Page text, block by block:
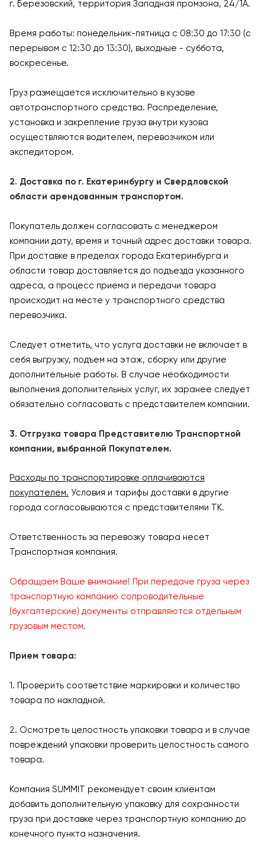
г. Березовский, территория Западная промзона, 24/1А.
Время работы: понедельник-пятница с 08:30 до 17:30 (с
перерывом с 12:30 до 13:30), выходные - суббота,
воскресенье.
Груз размещается исключительно в кузове
автотранспортного средства. Распределение,
установка и закрепление груза внутри кузова
осуществляются водителем, перевозчиком или
экспедитором.
2. Доставка по г. Екатеринбургу и Свердловской
области арендованным транспортом.
Покупатель должен согласовать с менеджером
компании дату, время и точный адрес доставки товара.
При доставке в пределах города Екатеринбурга и
области товар доставляется до подъезда указанного
адреса, а процесс приема и передачи товара
происходит на месте у транспортного средства
перевозчика.
Следует отметить, что услуга доставки не включает в
себя выгрузку, подъем на этаж, сборку или другие
дополнительные работы. В случае необходимости
выполнения дополнительных услуг, их заранее следует
обязательно согласовать с представителем компании.
3. Отгрузка товара Представителю Транспортной
компании, выбранной Покупателем.
Расходы по транспортировке оплачиваются
покупателем. Условия и тарифы доставки в другие
города согласовываются с представителями ТК.
Ответственность за перевозку товара несет
Транспортная компания.
Обращаем Ваше внимание! При передаче груза через
транспортную компанию сопроводительные
(бухгалтерские) документы отправляются отдельным
грузовым местом.
Прием товара:
1. Проверить соответствие маркировки и количество
товара по накладной.
2. Осмотреть целостность упаковки товара и в случае
повреждений упаковки проверить целостность самого
товара.
Компания SUMMIT рекомендует своим клиентам
добавить дополнительную упаковку для сохранности
груза при доставке через транспортную компанию до
конечного пункта назначения.